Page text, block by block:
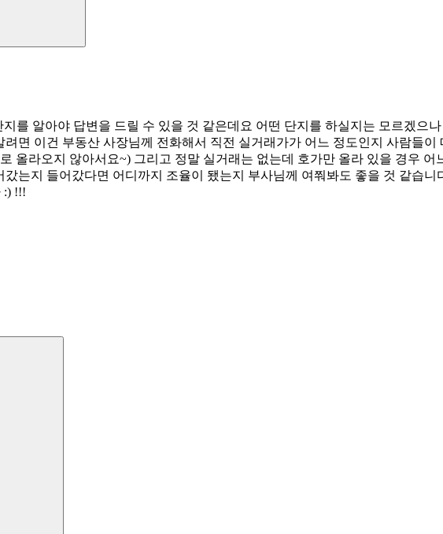
를 알아야 답변을 드릴 수 있을 것 같은데요 어떤 단지를 하실지는 모르겠으
면 이건 부동산 사장님께 전화해서 직전 실거래가가 어느 정도인지 사람들
올라오지 않아서요~) 그리고 정말 실거래는 없는데 호가만 올라 있을 경우
는지 들어갔다면 어디까지 조율이 됐는지 부사님께 여쭤봐도 좋을 것 같습
:) !!!